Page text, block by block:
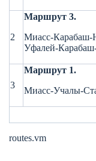
2
Маршрут 3.
Миасс-
Уфалей-
3
Маршрут 1.
Миасс-Учалы-
routes.vm